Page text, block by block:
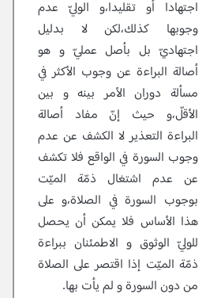
اجتهادا أو تقليدا،و الوليّ عدم
وجوبها كذلك،لكن لا بدليل
اجتهاديّ بل بأصل عمليّ و هو
أصالة البراءة عن وجوب الأكثر في
مسألة دوران الأمر بينه و بين
الأقلّ،و حيث إنّ مفاد أصالة
البراءة التعذير لا الكشف عن عدم
وجوب السورة في الواقع فلا تكشف
عن عدم اشتغال ذمّة الميّت
بوجوب السورة في الصلاة،و على
هذا الأساس فلا يمكن أن يحصل
للوليّ الوثوق و الاطمئنان ببراءة
ذمّة الميّت إذا اقتصر على الصلاة
من دون السورة و لم يأت بها.